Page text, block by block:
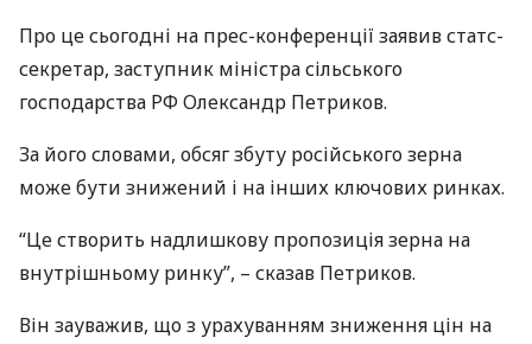
Про це сьогодні на прес-конференції заявив статс-
секретар, заступник міністра сільського
господарства РФ Олександр Петриков.
За його словами, обсяг збуту російського зерна
може бути знижений і на інших ключових ринках.
“Це створить надлишкову пропозиція зерна на
внутрішньому ринку”, – сказав Петриков.
Він зауважив, що з урахуванням зниження цін на